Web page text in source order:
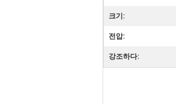
크기:
전압:
강조하다: